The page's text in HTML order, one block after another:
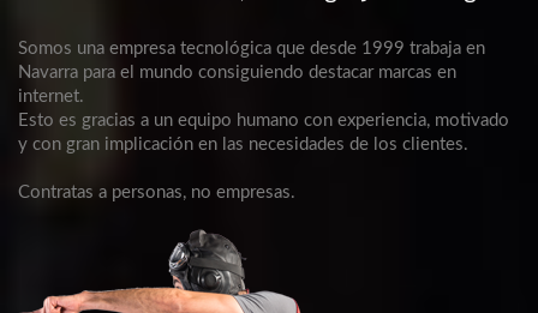
Somos una empresa tecnológica que desde 1999 trabaja en
Navarra para el mundo consiguiendo destacar marcas en
internet.
Esto es gracias a un equipo humano con experiencia, motivado
y con gran implicación en las necesidades de los clientes.
Contratas a personas, no empresas.